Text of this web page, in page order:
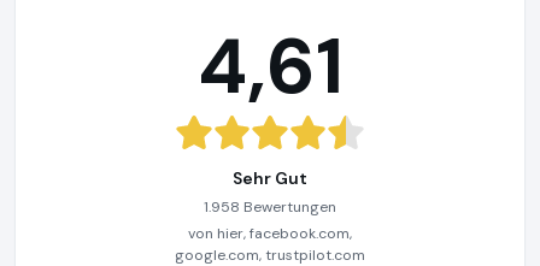
4,61
Sehr Gut
1.958 Bewertungen
von hier, facebook.com,
google.com, trustpilot.com